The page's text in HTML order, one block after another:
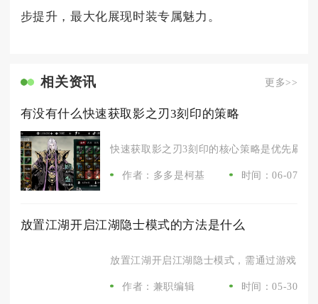
步提升，最大化展现时装专属魅力。
相关资讯 更多>>
有没有什么快速获取影之刃3刻印的策略
快速获取影之刃3刻印的核心策略是优先刷虚
作者：多多是柯基 时间：06-07
放置江湖开启江湖隐士模式的方法是什么
放置江湖开启江湖隐士模式，需通过游戏内
作者：兼职编辑 时间：05-30